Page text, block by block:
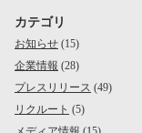
カテゴリ
お知らせ (15)
企業情報 (28)
プレスリリース (49)
リクルート (5)